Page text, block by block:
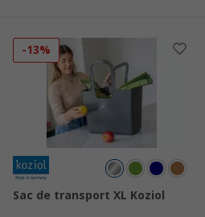
-13%
Sac de transport XL Koziol